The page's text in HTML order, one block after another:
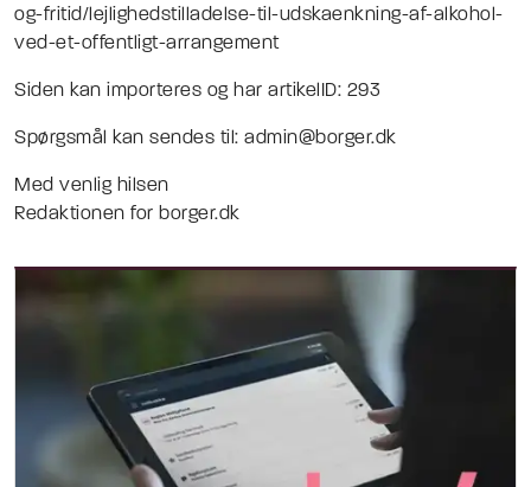
og-fritid/lejlighedstilladelse-til-udskaenkning-af-alkohol-
ved-et-offentligt-arrangement
Siden kan importeres og har artikelID: 293
Spørgsmål kan sendes til: admin@borger.dk
Med venlig hilsen
Redaktionen for borger.dk